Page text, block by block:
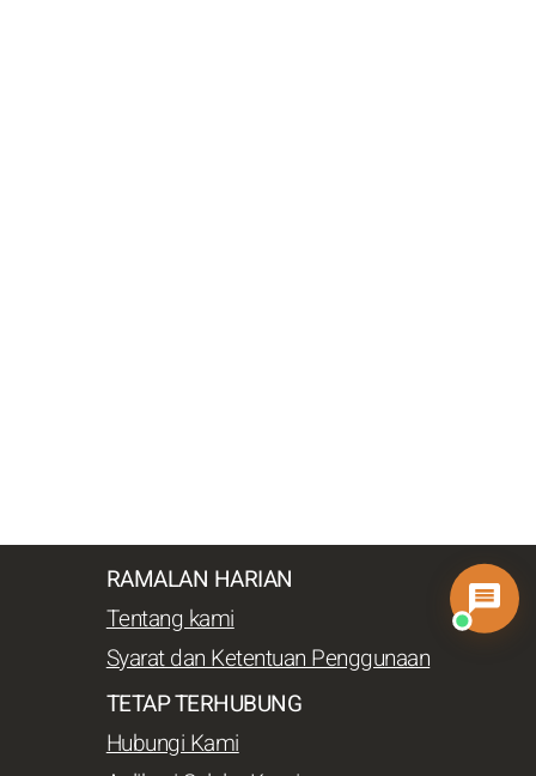
RAMALAN HARIAN
Tentang kami
Syarat dan Ketentuan Penggunaan
TETAP TERHUBUNG
Hubungi Kami